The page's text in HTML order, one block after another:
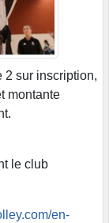
2 sur inscription,
montante
le club
en-